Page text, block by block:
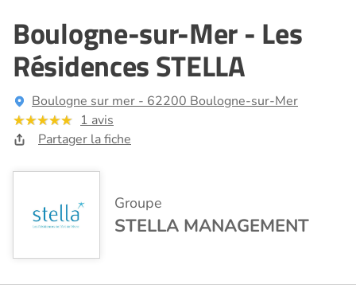
Boulogne-sur-Mer - Les
Résidences STELLA
Boulogne sur mer - 62200 Boulogne-sur-Mer
1 avis
Partager la fiche
Groupe
STELLA MANAGEMENT